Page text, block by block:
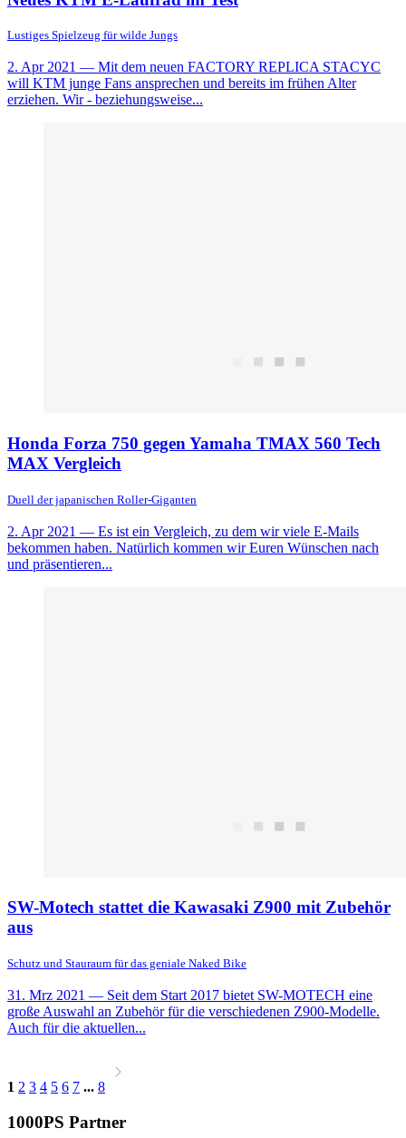
Lustiges Spielzeug für wilde Jungs
2. Apr 2021 — Mit dem neuen FACTORY REPLICA STACYC
will KTM junge Fans ansprechen und bereits im frühen Alter
erziehen. Wir - beziehungsweise...
Honda Forza 750 gegen Yamaha TMAX 560 Tech
MAX Vergleich
Duell der japanischen Roller-Giganten
2. Apr 2021 — Es ist ein Vergleich, zu dem wir viele E-Mails
bekommen haben. Natürlich kommen wir Euren Wünschen nach
und präsentieren...
SW-Motech stattet die Kawasaki Z900 mit Zubehör
aus
Schutz und Stauraum für das geniale Naked Bike
31. Mrz 2021 — Seit dem Start 2017 bietet SW-MOTECH eine
große Auswahl an Zubehör für die verschiedenen Z900-Modelle.
Auch für die aktuellen...
1 2 3 4 5 6 7 ... 8
1000PS Partner